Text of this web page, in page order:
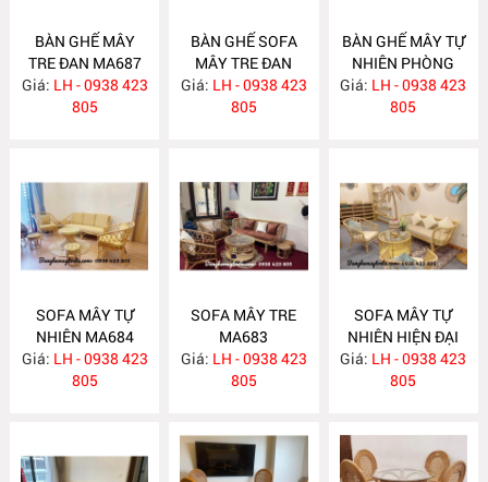
BÀN GHẾ MÂY
TRE ĐAN MA687
Giá: LH - 0938 423
805
BÀN GHẾ SOFA
MÂY TRE ĐAN
MA686
Giá: LH - 0938 423
805
BÀN GHẾ MÂY TỰ
NHIÊN PHÒNG
KHÁCH MA685
Giá: LH - 0938 423
805
SOFA MÂY TỰ
NHIÊN MA684
Giá: LH - 0938 423
805
SOFA MÂY TRE
MA683
Giá: LH - 0938 423
805
SOFA MÂY TỰ
NHIÊN HIỆN ĐẠI
MA682
Giá: LH - 0938 423
805